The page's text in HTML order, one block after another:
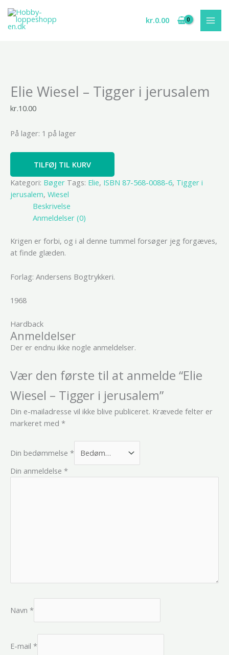
indholdet
kr.0.00
Elie Wiesel – Tigger i jerusalem
kr.10.00
På lager: 1 på lager
Wiesel
-
Tigger
jerusalem
TILFØJ TIL KURV
Kategori: Bøger Tags: Elie, ISBN 87-568-0088-6, Tigger i
jerusalem, Wiesel
Beskrivelse
Anmeldelser (0)
Krigen er forbi, og i al denne tummel forsøger jeg forgæves,
at finde glæden.
Forlag: Andersens Bogtrykkeri.
1968
Hardback
Anmeldelser
Der er endnu ikke nogle anmeldelser.
Vær den første til at anmelde “Elie
Wiesel – Tigger i jerusalem”
Din e-mailadresse vil ikke blive publiceret. Krævede felter er
markeret med *
Din bedømmelse *
Din anmeldelse *
Navn *
E-mail *